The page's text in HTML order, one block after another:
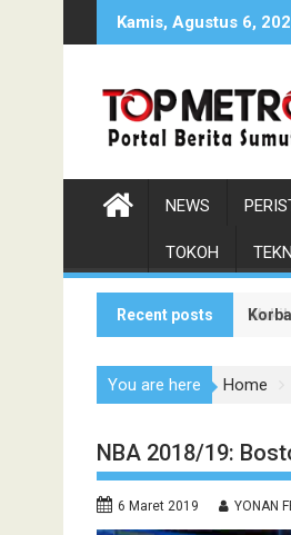
Kamis, Agustus 6,
NEWS
TOKOH
Recent posts Wakil
You are here Home
NBA 2018/19:
6 Maret 2019 YONAN